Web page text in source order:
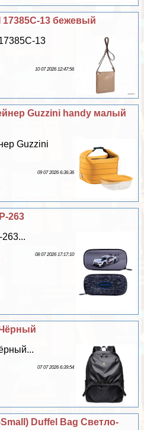
17385C-13 бежевый
13
10 07 2026 12:47:56
Guzzini handy малый
Guzzini
09 07 2026 6:36:36
263
08 07 2026 17:17:10
07 07 2026 6:39:54
Duffel Bag Светло-